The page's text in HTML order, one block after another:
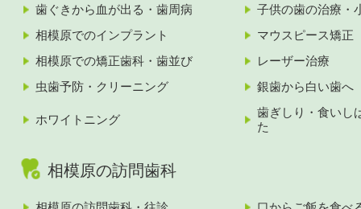
歯ぐきから血が出る・歯周病
子供の歯の治療・
相模原でのインプラント
マウスピース矯正
相模原での矯正歯科・歯並び
レーザー治療
虫歯予防・クリーニング
銀歯から白い歯へ
ホワイトニング
歯ぎしり・食いし
た
相模原の訪問歯科